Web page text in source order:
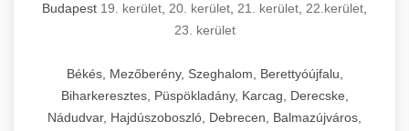
Budapest 19. kerület 20. kerület 21. kerület 22.kerület
23. kerület
Békés, Mezőberény, Szeghalom, Berettyóújfalu,
Biharkeresztes, Püspökladány, Karcag, Derecske,
Nádudvar, Hajdúszoboszló, Debrecen, Balmazújváros,